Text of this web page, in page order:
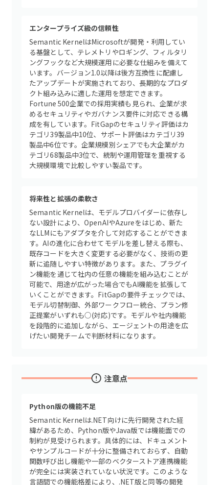
エンタープライズ級の信頼性
Semantic KernelはMicrosoftが開発・利用してい
る基盤として、テレメトリやロギング、フィルタリ
ングフックなど大規模運用に必要な仕組みを備えて
います。バージョン1.0以降は後方互換性に配慮し
たアップデートが実施されており、長期的なプロダ
クト組み込みに適した運用を想定できます。
Fortune 500企業での採用実績も見られ、企業が求
めるセキュリティやガバナンス要件に対応できる構
成を有しています。FitGapのセキュリティ評価はカ
テゴリ39製品中10位、サポート評価はカテゴリ39
製品中6位です。企業規模別シェアでも大企業がカ
テゴリ68製品中3位で、統制や運用管理を重視する
大規模環境で比較しやすい製品です。
将来性と拡張の柔軟さ
Semantic Kernelは、モデルプロバイダーに依存し
ない設計により、OpenAIやAzureをはじめ、新た
なLLMにもアダプタを介して対応することができま
す。AIの進化に合わせてモデルを差し替える際も、
既存コードを大きく変更する必要がなく、技術の更
新に追随しやすい特徴があります。また、プラグイ
ン機能を通じて社内の任意の機能を組み込むことが
可能で、用途が広がった場合でもAI機能を拡張して
いくことができます。FitGapの要件チェックでは、
モデル切替制御、外部ワークフロー統合、プラン修
正提案がいずれも○(対応)です。モデルや社内機能
を段階的に追加しながら、エージェントの用途を広
げたい開発チームで判断材料になります。
注意点
Python版の機能不足
Semantic Kernelは.NET向けに先行開発された経
緯があるため、Python版やJava版では機能面での
制約が見受けられます。具体的には、ドキュメント
やサンプルコードが十分に整備されておらず、自動
関数呼び出し機能や一部のベクターストア連携機能
が完全には実装されていない状況です。このような
言語間での機能格差により、.NET版と同等の開発